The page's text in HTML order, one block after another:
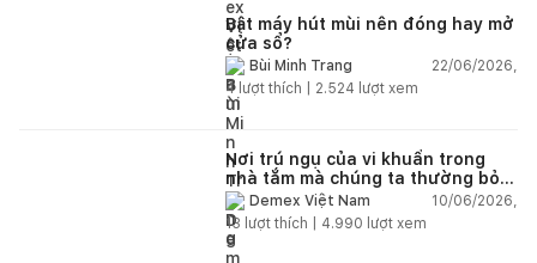
Bật máy hút mùi nên đóng hay mở
cửa sổ?
Bùi Minh Trang
22/06/2026,
4lượt thích | 2.524 lượt xem
Nơi trú ngụ của vi khuẩn trong
nhà tắm mà chúng ta thường bỏ
quaDemex Việt Nam
10/06/2026,
13 lượt thích | 4.990 lượt xem